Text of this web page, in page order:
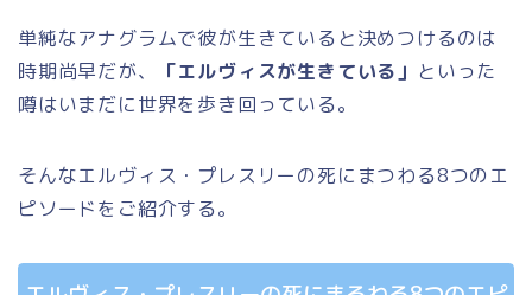
単純なアナグラムで彼が生きていると決めつけるのは
時期尚早だが、
「エルヴィスが生きている」 といった
噂はいまだに世界を歩き回っている。
そんなエルヴィス・プレスリーの死にまつわる8つのエ
ピソードをご紹介する。